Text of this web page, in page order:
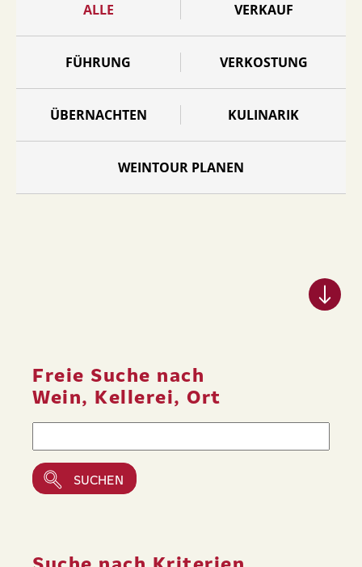
ALLE VERKAUF
FÜHRUNG VERKOSTUNG
ÜBERNACHTEN KULINARIK
WEINTOUR PLANEN
Freie Suche nach
Wein, Kellerei, Ort